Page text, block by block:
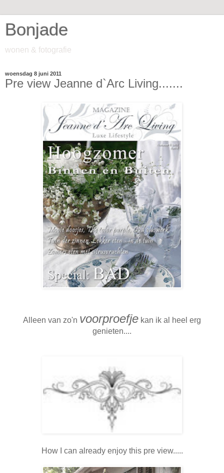
Bonjade
wonen & fotografie
woensdag 8 juni 2011
Pre view Jeanne d`Arc Living.......
Alleen van zo'n voorproefje kan ik al heel erg
genieten....
How I can already enjoy this pre view.....